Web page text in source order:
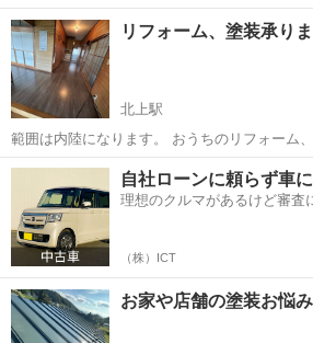
その他電気工事受けたまります 個人だから大手と違い予約待ち無し 個
人だから安い この夏は以上な暑さで取付け考えてる方1日も早く取付
けたいならご連絡下さい！...
岩手 宮古市
リフォーム、塗装承りま
北上駅
範囲は内陸になります。 おうちのリフォーム、お任せください！ リフ
ォーム全般・塗装ら他各種対応しています。
接施工するため、 建設会社経由より30％前後
が多いです。 対応...
岩手 北上市 北上駅 その他 外壁
自社ローンに頼らず車
理想のクルマがあるけど審査
（株）ICT
お家や店舗の塗装お悩